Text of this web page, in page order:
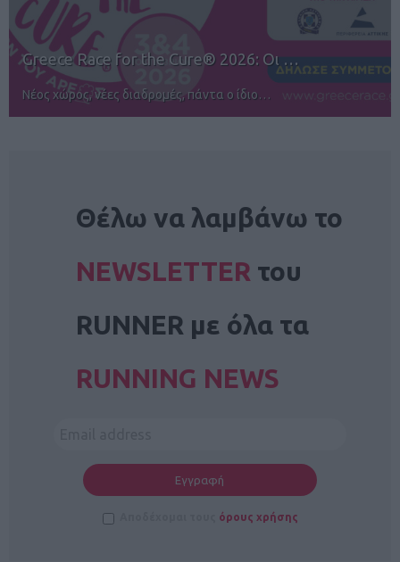
12ος TUI Rhodes Marathon: Άνοιγμα ε…
Αγώνες για όλους στην Ρόδο
Θέλω να λαμβάνω το
NEWSLETTER του
RUNNER με όλα τα
RUNNING NEWS
όρους χρήσης